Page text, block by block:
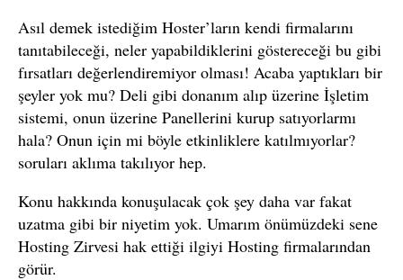
Asıl demek istediğim Hoster’ların kendi firmalarını
tanıtabileceği, neler yapabildiklerini göstereceği bu gibi
fırsatları değerlendiremiyor olması! Acaba yaptıkları bir
şeyler yok mu? Deli gibi donanım alıp üzerine İşletim
sistemi, onun üzerine Panellerini kurup satıyorlarmı
hala? Onun için mi böyle etkinliklere katılmıyorlar?
soruları aklıma takılıyor hep.
Konu hakkında konuşulacak çok şey daha var fakat
uzatma gibi bir niyetim yok. Umarım önümüzdeki sene
Hosting Zirvesi hak ettiği ilgiyi Hosting firmalarından
görür.